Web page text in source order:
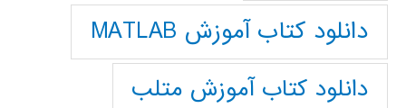
دانلود کتاب آموزش MATLAB
دانلود کتاب آموزش متلب